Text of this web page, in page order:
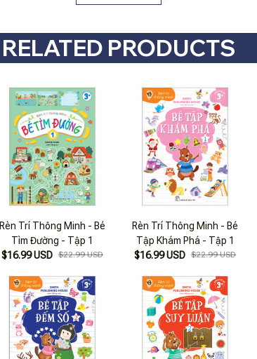
RELATED PRODUCTS
Rèn Trí Thông Minh - Bé
Tìm Đường - Tập 1
$16.99 USD $22.99 USD
Rèn Trí Thông Minh - Bé
Tập Khám Phá - Tập 1
$16.99 USD $22.99 USD